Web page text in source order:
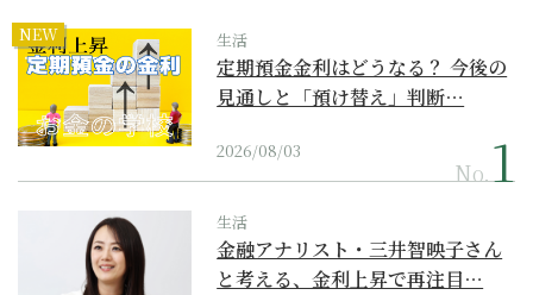
NEW 生活
定期預金金利はどうなる？ 今後の
見通しと「預け替え」判断…
2026/08/03
No.
生活
金融アナリスト・三井智映子さん
と考える、金利上昇で再注目…